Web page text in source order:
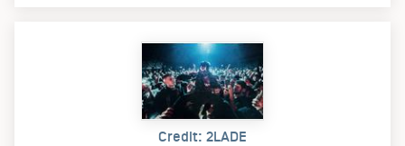
Credit: 2LADE